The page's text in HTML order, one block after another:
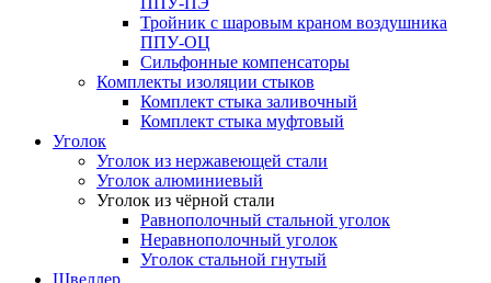
Тройник с шаровым краном воздушника
ППУ-ОЦ
Сильфонные компенсаторы
Комплекты изоляции стыков
Комплект стыка заливочный
Комплект стыка муфтовый
Уголок
Уголок из нержавеющей стали
Уголок алюминиевый
Уголок из чёрной стали
Равнополочный стальной уголок
Неравнополочный уголок
Уголок стальной гнутый
Швеллер